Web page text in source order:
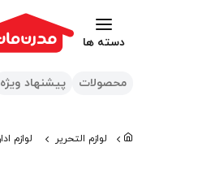
دسته ها
محصولات پیشنهاد ویژه
لوازم التحریر لوازم